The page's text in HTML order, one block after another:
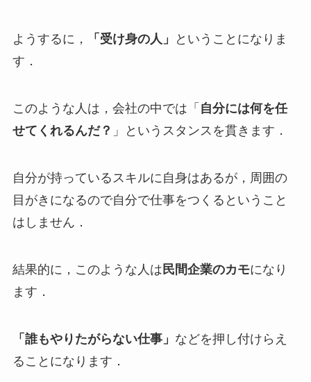
ようするに， 「受け身の人」
ということになりま
す．
このような人は，会社の中では「 自分には何を任
せてくれるんだ？ 」というスタンスを貫きます．
自分が持っているスキルに自身はあるが，周囲の
目がきになるので自分で仕事をつくるということ
はしません．
結果的に，このような人は 民間企業のカモになり
ます．
「誰もやりたがらない仕事」 などを押し付けらえ
ることになります．